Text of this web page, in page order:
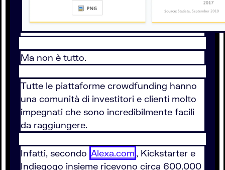
Ma non è tutto.
Tutte le piattaforme crowdfunding hanno
una comunità di investitori e clienti molto
impegnati che sono incredibilmente facili
da raggiungere.
Infatti, secondo Alexa.com , Kickstarter e
Indiegogo insieme ricevono circa 600.000